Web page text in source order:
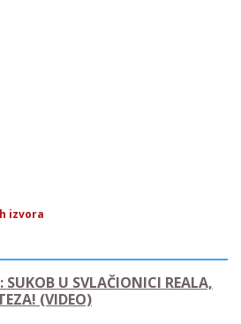
izvora
U SVLAČIONICI REALA,
(VIDEO)